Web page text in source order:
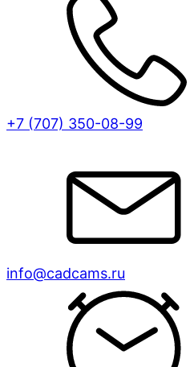
+7 (707) 350-08-99
info@cadcams.ru